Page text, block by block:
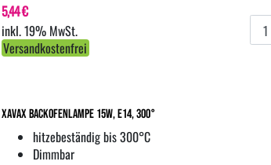
5,44 €
inkl. 19% MwSt.
Versandkostenfrei
XavaX Backofenlampe 15W, E14, 300°
hitzebeständig bis 300°C
Dimmbar